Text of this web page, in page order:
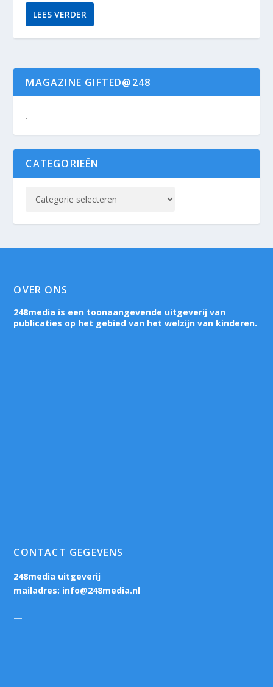
LEES VERDER
MAGAZINE GIFTED@248
.
CATEGORIEËN
OVER ONS
248media is een toonaangevende uitgeverij van
publicaties op het gebied van het welzijn van kinderen.
CONTACT GEGEVENS
248media uitgeverij
mailadres: info@248media.nl
—